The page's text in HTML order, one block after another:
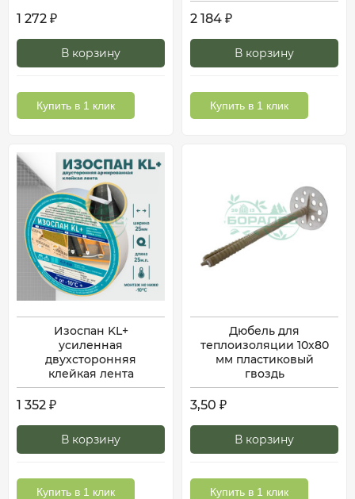
1 272 ₽
В корзину
Купить в 1 клик
2 184 ₽
В корзину
Купить в 1 клик
Изоспан KL+
усиленная
двухсторонняя
клейкая лента
1 352 ₽
В корзину
Купить в 1 клик
Дюбель для
теплоизоляции 10х80
мм пластиковый
гвоздь
3,50 ₽
В корзину
Купить в 1 клик